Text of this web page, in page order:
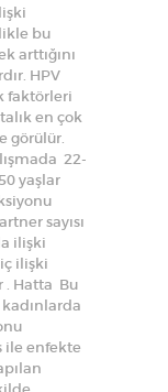
bu
arttığını
HPV
faktörleri
en çok
görülür.
22-
yaşlar
sayısı
ilişki
ilişki
. Hatta Bu
ile enfekte